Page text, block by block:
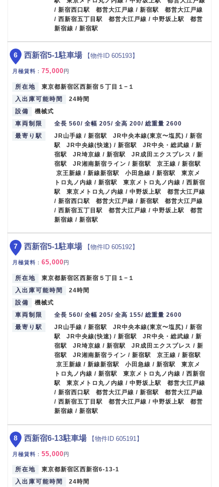
/ 新宿西口駅 都営大江戸線 / 新宿駅 都営大江戸線
/ 西新宿五丁目駅 都営大江戸線 / 中野坂上駅 都営
新宿線 / 新宿駅
西新宿5-1駐車場 【物件ID 605193】
月極賃料 ： 75,000円
所在地
東京都新宿区西新宿５丁目１−１
入出庫可能時間
24時間
設備
機械式
車両制限
全長 560/ 全幅 205/ 全高 200/ 総重量 2600
最寄り駅
JR山手線 / 新宿駅 JR中央本線(東京〜塩尻) / 新宿
駅 JR中央線(快速) / 新宿駅 JR中央・総武線 / 新
宿駅 JR埼京線 / 新宿駅 JR成田エクスプレス / 新
宿駅 JR湘南新宿ライン / 新宿駅 京王線 / 新宿駅
京王新線 / 新線新宿駅 小田急線 / 新宿駅 東京メ
トロ丸ノ内線 / 新宿駅 東京メトロ丸ノ内線 / 西新宿
駅 東京メトロ丸ノ内線 / 中野坂上駅 都営大江戸線
/ 新宿西口駅 都営大江戸線 / 新宿駅 都営大江戸線
/ 西新宿五丁目駅 都営大江戸線 / 中野坂上駅 都営
新宿線 / 新宿駅
6
西新宿5-1駐車場 【物件ID 605192】
月極賃料 ： 65,000 円
所在地
東京都新宿区西新宿５丁目１−１
入出庫可能時間
24時間
設備
機械式
車両制限
全長 560/ 全幅 205/ 全高 155/ 総重量 2600
最寄り駅
JR山手線 / 新宿駅 JR中央本線(東京〜塩尻) / 新宿
駅 JR中央線(快速) / 新宿駅 JR中央・総武線 / 新
宿駅 JR埼京線 / 新宿駅 JR成田エクスプレス / 新
宿駅 JR湘南新宿ライン / 新宿駅 京王線 / 新宿駅
京王新線 / 新線新宿駅 小田急線 / 新宿駅 東京メ
トロ丸ノ内線 / 新宿駅 東京メトロ丸ノ内線 / 西新宿
駅 東京メトロ丸ノ内線 / 中野坂上駅 都営大江戸線
/ 新宿西口駅 都営大江戸線 / 新宿駅 都営大江戸線
/ 西新宿五丁目駅 都営大江戸線 / 中野坂上駅 都営
新宿線 / 新宿駅
7
西新宿6-13駐車場 【物件ID 605191】
月極賃料 ： 55,000円
所在地
東京都新宿区西新宿6-13-1
入出庫可能時間
24時間
8